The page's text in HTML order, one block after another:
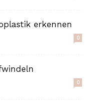
erkennen
0
0